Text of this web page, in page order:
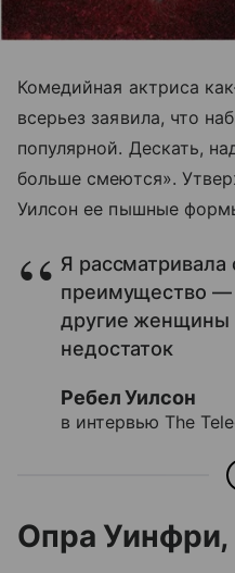
Комедийная актриса
всерьез заявила, что
популярной. Дескать,
больше смеются».
Уилсон ее пышные
Я рассматривала
преимущество —
другие женщины
недостаток
Ребел Уилсон
в интервью The
Опра Уинфри,